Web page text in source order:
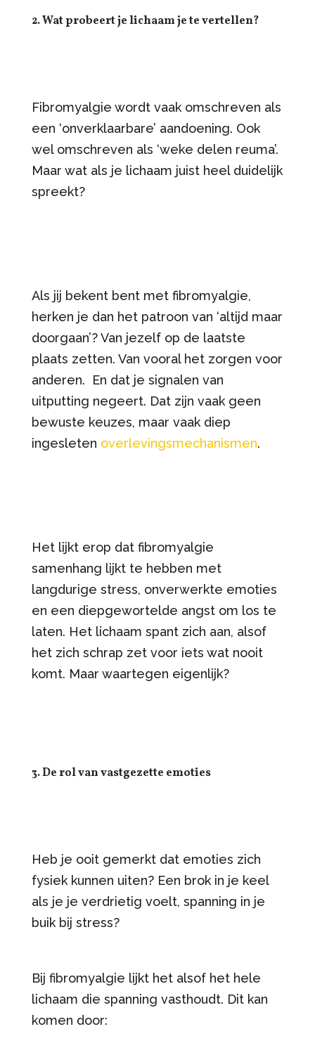
2. Wat probeert je lichaam je te vertellen?
Fibromyalgie wordt vaak omschreven als
een ‘onverklaarbare’ aandoening. Ook
wel omschreven als ‘weke delen reuma’.
Maar wat als je lichaam juist heel duidelijk
spreekt?
Als jij bekent bent met fibromyalgie,
herken je dan het patroon van ‘altijd maar
doorgaan’? Van jezelf op de laatste
plaats zetten. Van vooral het zorgen voor
anderen. En dat je signalen van
uitputting negeert. Dat zijn vaak geen
bewuste keuzes, maar vaak diep
ingesleten overlevingsmechanismen.
Het lijkt erop dat fibromyalgie
samenhang lijkt te hebben met
langdurige stress, onverwerkte emoties
en een diepgewortelde angst om los te
laten. Het lichaam spant zich aan, alsof
het zich schrap zet voor iets wat nooit
komt. Maar waartegen eigenlijk?
3. De rol van vastgezette emoties
Heb je ooit gemerkt dat emoties zich
fysiek kunnen uiten? Een brok in je keel
als je je verdrietig voelt, spanning in je
buik bij stress?
Bij fibromyalgie lijkt het alsof het hele
lichaam die spanning vasthoudt. Dit kan
komen door: